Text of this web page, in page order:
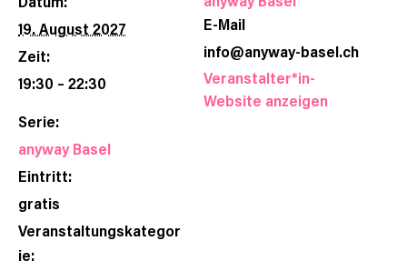
19. August 2027
Zeit:
19:30 – 22:30
Serie:
anyway Basel
Eintritt:
gratis
Veranstaltungskategor
ie:
E-Mail
info@anyway-basel.ch
Veranstalter*in-
Website anzeigen